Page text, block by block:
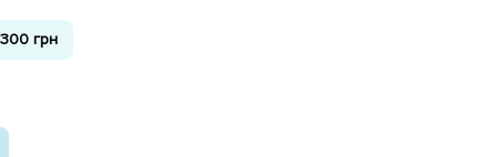
300 грн